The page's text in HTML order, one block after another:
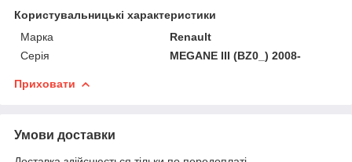
Користувальницькі характеристики
Марка
Renault
Серія
MEGANE III (BZ0_) 2008-
Приховати
Умови доставки